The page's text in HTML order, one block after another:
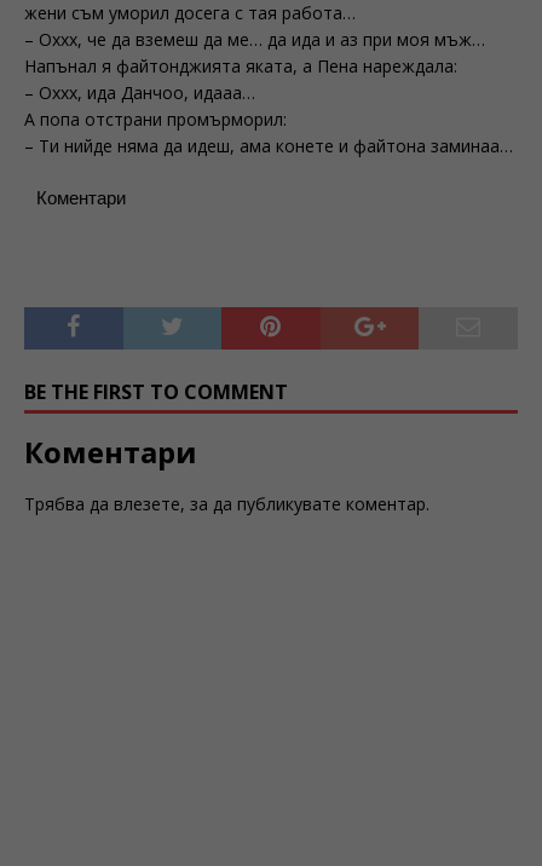
жени съм уморил досега с тая работа…
– Оххх, че да вземеш да ме… да ида и аз при моя мъж…
Напънал я файтонджията яката, а Пена нареждала:
– Оххх, ида Данчоо, идааа…
А попа отстрани промърморил:
– Ти нийде няма да идеш, ама конете и файтона заминаа…
Коментари
BE THE FIRST TO COMMENT
Коментари
Трябва да влезете, за да публикувате коментар.